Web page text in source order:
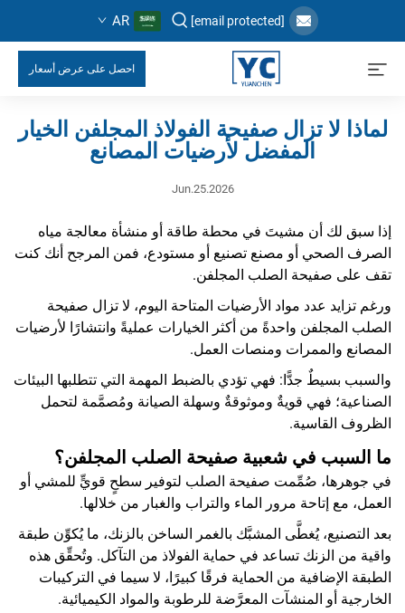
[email protected]
AR
احصل على عرض أسعار
لماذا لا تزال صفيحة الفولاذ المجلفن الخيار
المفضل لأرضيات المصانع
Jun.25.2026
إذا سبق لك أن مشيتَ في محطة طاقة أو منشأة معالجة مياه
الصرف الصحي أو مصنع تصنيع أو مستودع، فمن المرجح أنك كنت
تقف على صفيحة الصلب المجلفن.
ورغم تزايد عدد مواد الأرضيات المتاحة اليوم، لا تزال صفيحة
الصلب المجلفن واحدةً من أكثر الخيارات عمليةً وانتشارًا لأرضيات
المصانع والممرات ومنصات العمل.
والسبب بسيطٌ جدًّا: فهي تؤدي بالضبط المهمة التي تتطلبها البيئات
الصناعية؛ فهي قويةٌ وموثوقةٌ وسهلة الصيانة ومُصمَّمة لتحمل
الظروف القاسية.
ما السبب في شعبية صفيحة الصلب المجلفن؟
في جوهرها، صُمِّمت صفيحة الصلب لتوفير سطحٍ قويٍّ للمشي أو
العمل، مع إتاحة مرور الماء والتراب والغبار من خلالها.
بعد التصنيع، يُغطَّى المشبَّك بالغمر الساخن بالزنك، ما يُكوِّن طبقة
واقية من الزنك تساعد في حماية الفولاذ من التآكل. وتُحقِّق هذه
الطبقة الإضافية من الحماية فرقًا كبيرًا، لا سيما في التركيبات
الخارجية أو المنشآت المعرَّضة للرطوبة والمواد الكيميائية.